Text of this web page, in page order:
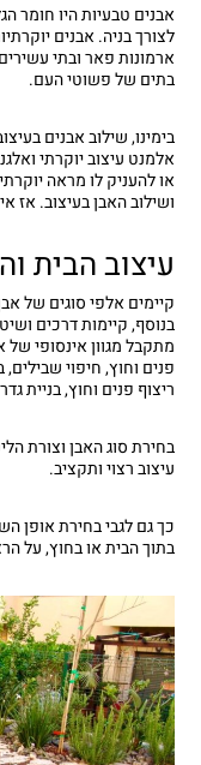
אבנים טבעיות היו חומר
לצורך בניה. אבנים
ארמונות פאר ובתי
בתים של פשוטי העם.
בימינו, שילוב אבנים
אלמנט עיצוב יוקרתי
או להעניק לו מראה
ושילוב האבן בעיצוב. אז
עיצוב הבית
קיימים אלפי סוגים של
בנוסף, קיימות דרכים
מתקבל מגוון אינסופי
פנים וחוץ, חיפוי
ריצוף פנים וחוץ, בניית
בחירת סוג האבן וצורת
עיצוב רצוי ותקציב.
כך גם לגבי בחירת אופן
בתוך הבית או בחוץ, על